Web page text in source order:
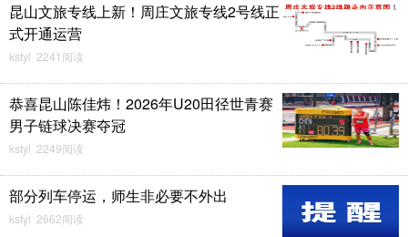
昆山文旅专线上新！周庄文旅专线2号线正
式开通运营
kstyl 2241阅读
恭喜昆山陈佳炜！2026年U20田径世青赛
男子链球决赛夺冠
kstyl 2249阅读
部分列车停运，师生非必要不外出
kstyl 2662阅读